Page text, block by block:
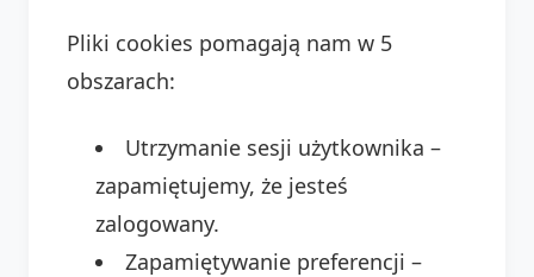
Pliki cookies pomagają nam w 5
obszarach:
Utrzymanie sesji użytkownika –
zapamiętujemy, że jesteś
zalogowany.
Zapamiętywanie preferencji –